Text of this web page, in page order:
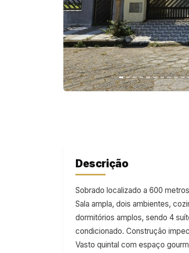
Descrição
Sobrado localizado a 600
Sala ampla, dois ambientes,
dormitórios amplos, sendo 4
condicionado. Construção
Vasto quintal com espaço